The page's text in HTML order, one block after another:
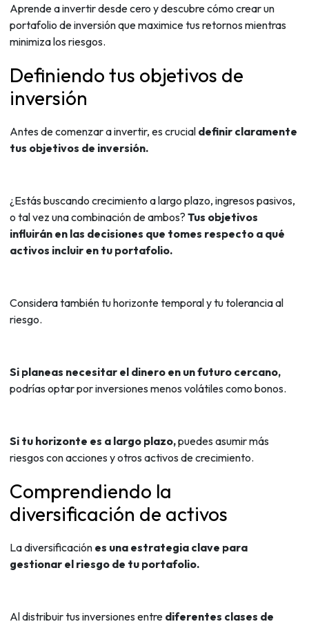
Aprende a invertir desde cero y descubre cómo crear un
portafolio de inversión que maximice tus retornos mientras
minimiza los riesgos.
Definiendo tus objetivos de
inversión
Antes de comenzar a invertir, es crucial definir claramente
tus objetivos de inversión.
¿Estás buscando crecimiento a largo plazo, ingresos pasivos,
o tal vez una combinación de ambos? Tus objetivos
influirán en las decisiones que tomes respecto a qué
activos incluir en tu portafolio.
Considera también tu horizonte temporal y tu tolerancia al
riesgo.
Si planeas necesitar el dinero en un futuro cercano,
podrías optar por inversiones menos volátiles como bonos.
Si tu horizonte es a largo plazo,puedes asumir más
riesgos con acciones y otros activos de crecimiento.
Comprendiendo la
diversificación de activos
La diversificación es una estrategia clave para
gestionar el riesgo de tu portafolio.
Al distribuir tus inversiones entre diferentes clases de